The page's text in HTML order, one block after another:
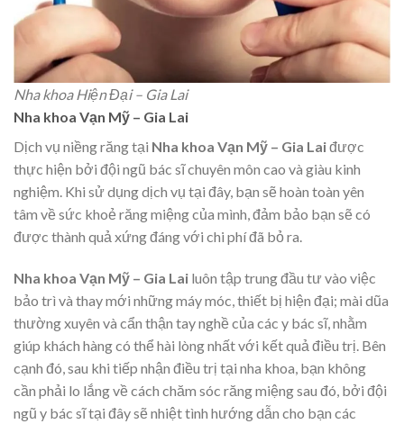
Nha khoa Hiện Đại – Gia Lai
Nha khoa Vạn Mỹ – Gia Lai
Dịch vụ niềng răng tại Nha khoa Vạn Mỹ – Gia Laiđược
thực hiện bởi đội ngũ bác sĩ chuyên môn cao và giàu kinh
nghiệm. Khi sử dụng dịch vụ tại đây, bạn sẽ hoàn toàn yên
tâm về sức khoẻ răng miệng của mình, đảm bảo bạn sẽ có
được thành quả xứng đáng với chi phí đã bỏ ra.
Nha khoa Vạn Mỹ – Gia Lai luôn tập trung đầu tư vào việc
bảo trì và thay mới những máy móc, thiết bị hiện đại; mài dũa
thường xuyên và cẩn thận tay nghề của các y bác sĩ, nhằm
giúp khách hàng có thể hài lòng nhất với kết quả điều trị. Bên
cạnh đó, sau khi tiếp nhận điều trị tại nha khoa, bạn không
cần phải lo lắng về cách chăm sóc răng miệng sau đó, bởi đội
ngũ y bác sĩ tại đây sẽ nhiệt tình hướng dẫn cho bạn các